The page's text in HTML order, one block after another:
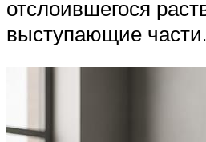
отслоившегося
выступающие части.